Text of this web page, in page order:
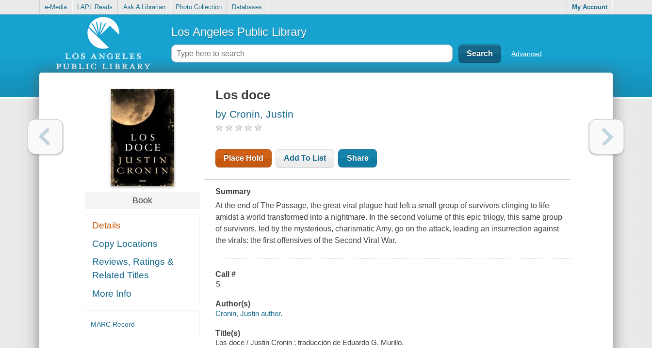
e-Media LAPL Reads Ask A Librarian Photo Collection Databases My Account
Los Angeles Public Library
Advanced
Book
Details
Copy Locations
Reviews, Ratings &
Related Titles
More Info
MARC Record
Los doce
by Cronin, Justin
Place Hold Add To List Share
Summary
At the end of The Passage, the great viral plague had left a small group of survivors clinging to life
amidst a world transformed into a nightmare. In the second volume of this epic trilogy, this same group
of survivors, led by the mysterious, charismatic Amy, go on the attack, leading an insurrection against
the virals: the first offensives of the Second Viral War.
Call #
S
Author(s)
Cronin, Justin author.
Title(s)
Los doce / Justin Cronin ; traducción de Eduardo G. Murillo.